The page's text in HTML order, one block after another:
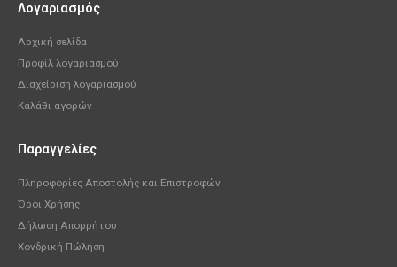
Λογαριασμός
Αρχική σελίδα
Προφίλ λογαριασμού
Διαχείριση λογαριασμού
Καλάθι αγορών
Παραγγελίες
Πληροφορίες Αποστολής και Επιστροφών
Όροι Χρήσης
Δήλωση Απορρήτου
Χονδρική Πώληση